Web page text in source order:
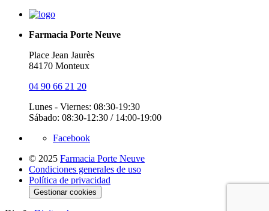
Farmacia Porte Neuve
Place Jean Jaurès
84170 Monteux
04 90 66 21 20
Lunes - Viernes: 08:30-19:30
Sábado: 08:30-12:30 / 14:00-19:00
Facebook
© 2025 Farmacia Porte Neuve
Condiciones generales de uso
Política de privacidad
Gestionar cookies